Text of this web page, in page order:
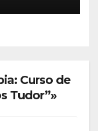
Curso de
Tudor”»